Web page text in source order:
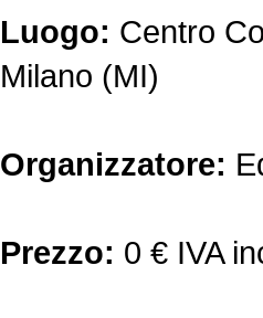
Luogo: Centro
Milano (MI)
Organizzatore:
Prezzo: 0 € IVA